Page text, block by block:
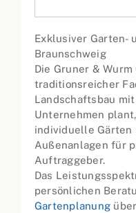
Exklusiver Garten-
Braunschweig
Die Gruner & Wurm
traditionsreicher
Landschaftsbau
Unternehmen
individuelle Gärten
Außenanlagen für
Auftraggeber.
Das
persönlichen
Gartenplanung